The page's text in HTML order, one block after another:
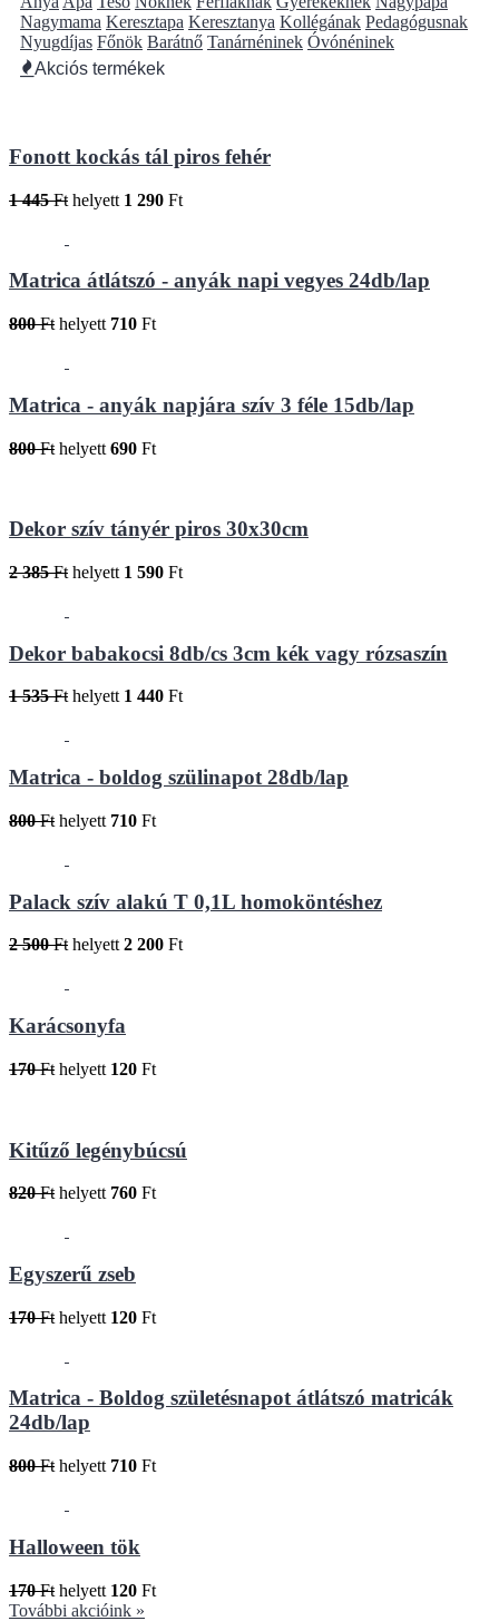
Nagymama Keresztapa Keresztanya Kollégának Pedagógusnak
Nyugdíjas Főnök Barátnő Tanárnéninek Óvónéninek
Akciós termékek
Fonott kockás tál piros fehér
1 445 Ft helyett 1 290 Ft
Matrica átlátszó - anyák napi vegyes 24db/lap
800 Ft helyett 710 Ft
Matrica - anyák napjára szív 3 féle 15db/lap
800 Ft helyett 690 Ft
Dekor szív tányér piros 30x30cm
2 385 Ft helyett 1 590 Ft
Dekor babakocsi 8db/cs 3cm kék vagy rózsaszín
1 535 Fthelyett 1 440 Ft
Matrica - boldog szülinapot 28db/lap
800 Ft helyett 710 Ft
Palack szív alakú T 0,1L homoköntéshez
2 500 Ft helyett 2 200 Ft
Karácsonyfa
170 Ft helyett 120 Ft
Kitűző legénybúcsú
820 Ft helyett 760 Ft
Egyszerű zseb
170 Ft helyett 120 Ft
Matrica - Boldog születésnapot átlátszó matricák
24db/lap
800 Ft helyett 710 Ft
Halloween tök
170 Ft helyett 120 Ft
További akcióink »